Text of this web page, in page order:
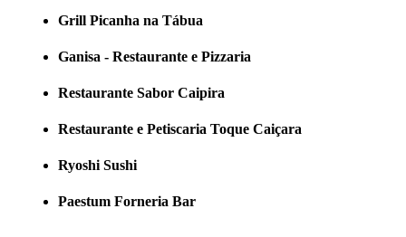
Grill Picanha na Tábua
Ganisa - Restaurante e Pizzaria
Restaurante Sabor Caipira
Restaurante e Petiscaria Toque Caiçara
Ryoshi Sushi
Paestum Forneria Bar